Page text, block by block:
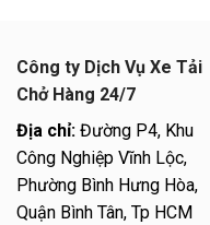
Công ty Dịch Vụ Xe Tải
Chở Hàng 24/7
Địa chỉ: Đường P4, Khu
Công Nghiệp Vĩnh Lộc,
Phường Bình Hưng Hòa,
Quận Bình Tân, Tp HCM